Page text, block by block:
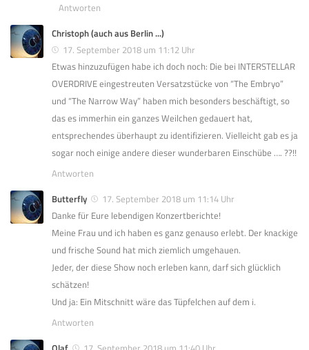
Antworten
Christoph (auch aus Berlin ...)
17. September 2018 um 11:12 Uhr
Etwas hinzuzufügen habe ich doch noch: Die bei INTERSTELLAR
OVERDRIVE eingestreuten Versatzstücke von “The Embryo”
und “The Narrow Way” haben mich besonders beschäftigt, so
das es immerhin ein ganzes Weilchen gedauert hat,
entsprechendes überhaupt zu identifizieren. Vielleicht gab es ja
sogar noch einige andere dieser wunderbaren Einschübe …. ??!!
Antworten
Butterfly
17. September 2018 um 11:14 Uhr
Danke für Eure lebendigen Konzertberichte!
Meine Frau und ich haben es ganz genauso erlebt. Der knackige
und frische Sound hat mich ziemlich umgehauen.
Jeder, der diese Show noch erleben kann, darf sich glücklich
schätzen!
Und ja: Ein Mitschnitt wäre das Tüpfelchen auf dem i.
Antworten